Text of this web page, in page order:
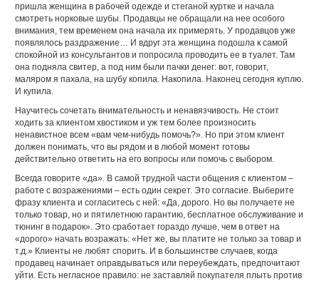
пришла женщина в рабочей одежде и стеганой куртке и начала
смотреть норковые шубы. Продавцы не обращали на нее особого
внимания, тем временем она начала их примерять. У продавцов уже
появлялось раздражение… И вдруг эта женщина подошла к самой
спокойной из консультантов и попросила проводить ее в туалет. Там
она подняла свитер, а под ним были пачки денег: вот, говорит,
маляром я пахала, на шубу копила. Накопила. Наконец сегодня куплю.
И купила.
Научитесь сочетать внимательность и ненавязчивость. Не стоит
ходить за клиентом хвостиком и уж тем более произносить
ненавистное всем «вам чем-нибудь помочь?». Но при этом клиент
должен понимать, что вы рядом и в любой момент готовы
действительно ответить на его вопросы или помочь с выбором.
Всегда говорите «да». В самой трудной части общения с клиентом –
работе с возражениями – есть один секрет. Это согласие. Выберите
фразу клиента и согласитесь с ней: «Да, дорого. Но вы получаете не
только товар, но и пятилетнюю гарантию, бесплатное обслуживание и
тюнинг в подарок». Это сработает гораздо лучше, чем в ответ на
«дорого» начать возражать: «Нет же, вы платите не только за товар и
т.д.» Клиенты не любят спорить. И в большинстве случаев, когда
продавец начинает оправдываться или переубеждать, предпочитают
уйти. Есть негласное правило: не заставляй покупателя плыть против